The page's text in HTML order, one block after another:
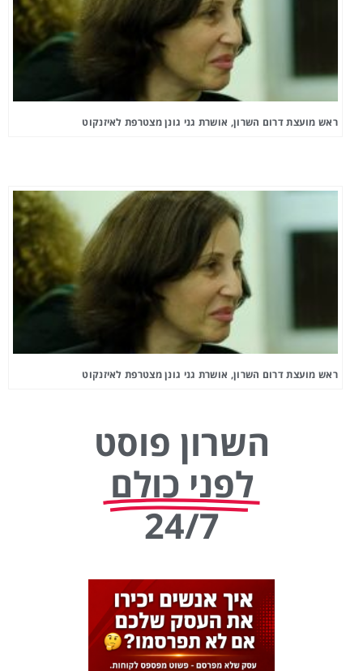
ראש מועצת דרום השרון, אושרת גני גונן מצטרפת לאיזנקוט
ראש מועצת דרום השרון, אושרת גני גונן מצטרפת לאיזנקוט
השרון פוסט
לפני כולם
24/7